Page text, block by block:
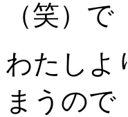
（笑）で
わたしよ
まうので